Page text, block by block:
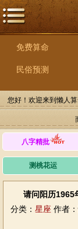
免费算命
民俗预测
您好！欢迎来到懒人
八字精批
测桃花运
请问阳历1965
分类： 星座 作者